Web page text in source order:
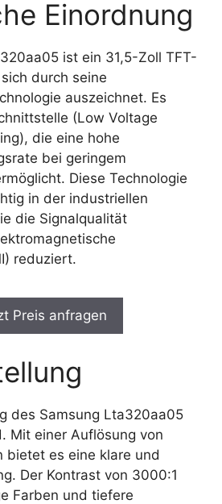
Einordnung
ist ein 31,5-Zoll TFT-
durch seine
auszeichnet. Es
(Low Voltage
die eine hohe
bei geringem
Diese Technologie
in der industriellen
die Signalqualität
reduziert.
Preis anfragen
des Samsung Lta320aa05
Mit einer Auflösung von
bietet es eine klare und
Der Kontrast von 3000:1
Farben und tiefere